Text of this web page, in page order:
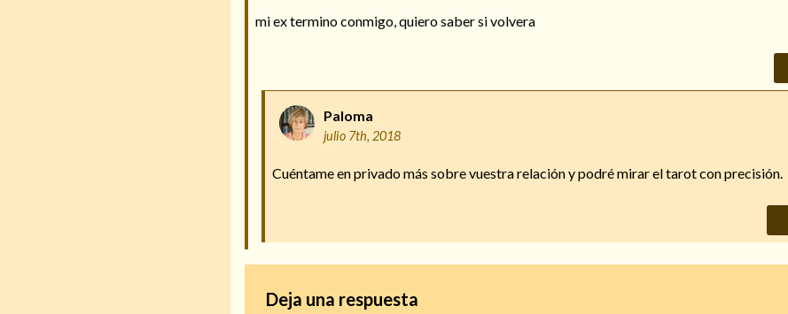
mi ex termino conmigo, quiero saber si volvera
Paloma
julio 7th, 2018
Cuéntame en privado más sobre vuestra relación y podré mirar el tarot con precisión.
Deja una respuesta